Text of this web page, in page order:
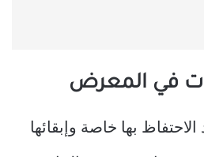
بها خاصة وإبقائها